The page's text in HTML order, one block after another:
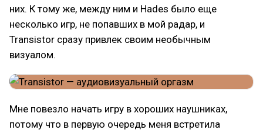
них. К тому же, между ним и Hades было еще
несколько игр, не попавших в мой радар, и
Transistor сразу привлек своим необычным
визуалом.
Мне повезло начать игру в хороших наушниках,
потому что в первую очередь меня встретила